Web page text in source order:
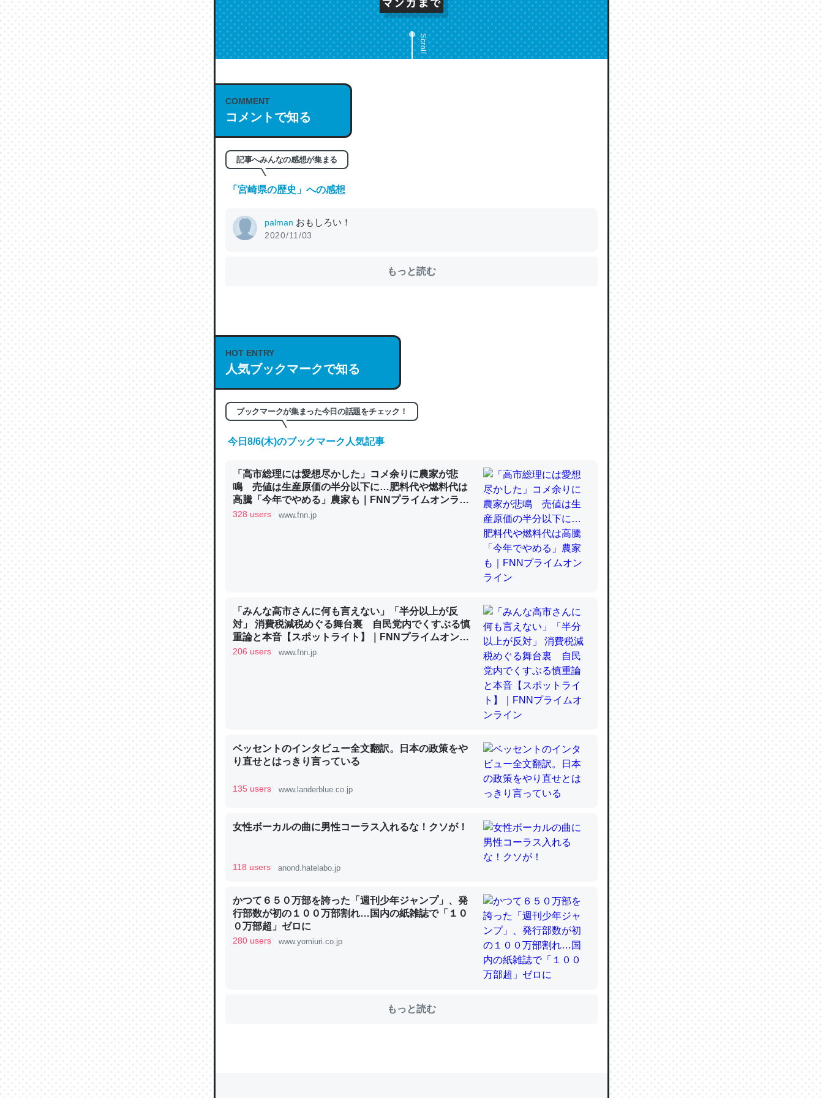
Scroll
COMMENT
コメントで知る
記事へみんなの感想が集まる
「 宮崎県の歴史 」への感想
palman おもしろい！
2020/11/03
もっと読む
HOT ENTRY
人気ブックマークで知る
ブックマークが集まった今日の話題をチェック！
今日8/6(木)のブックマーク人気記事
「高市総理には愛想尽かした」コメ余りに農家が悲
鳴 売値は生産原価の半分以下に…肥料代や燃料代は
高騰「今年でやめる」農家も｜FNNプライムオンライ
ン
328 users www.fnn.jp
「みんな高市さんに何も言えない」「半分以上が反
対」 消費税減税めぐる舞台裏 自民党内でくすぶる慎
重論と本音【スポットライト】｜FNNプライムオンラ
イン
206 users www.fnn.jp
ベッセントのインタビュー全文翻訳。日本の政策をや
り直せとはっきり言っている
135 users www.landerblue.co.jp
女性ボーカルの曲に男性コーラス入れるな！クソが！
118 users anond.hatelabo.jp
かつて６５０万部を誇った「週刊少年ジャンプ」、発
行部数が初の１００万部割れ…国内の紙雑誌で「１０
０万部超」ゼロに
280 users www.yomiuri.co.jp
もっと読む